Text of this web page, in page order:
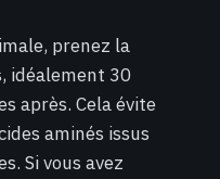
prenez la
idéalement 30
après. Cela évite
aminés issus
Si vous avez